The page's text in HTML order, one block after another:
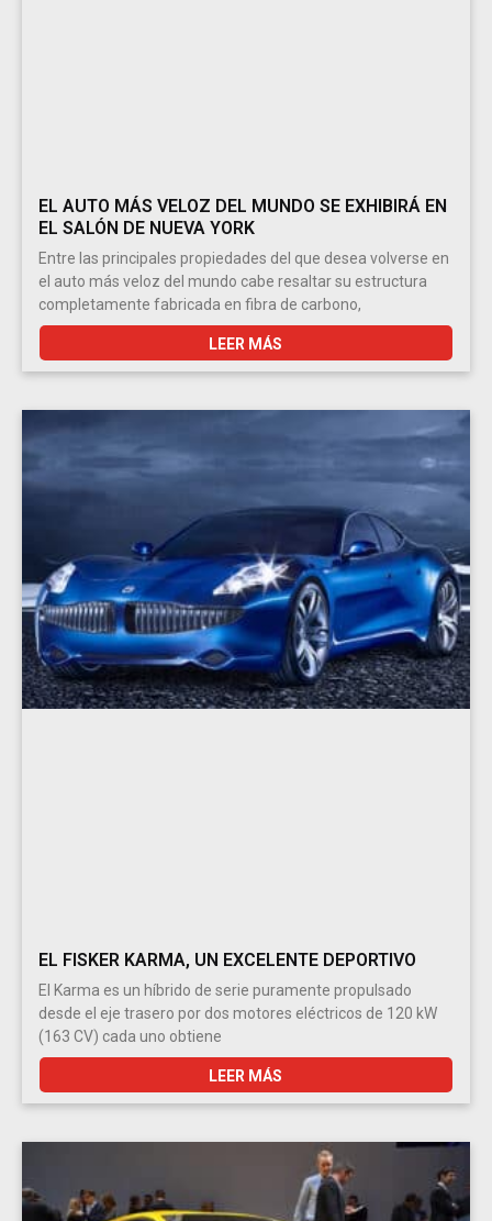
EL AUTO MÁS VELOZ DEL MUNDO SE EXHIBIRÁ EN
EL SALÓN DE NUEVA YORK
Entre las principales propiedades del que desea volverse en
el auto más veloz del mundo cabe resaltar su estructura
completamente fabricada en fibra de carbono,
LEER MÁS
EL FISKER KARMA, UN EXCELENTE DEPORTIVO
El Karma es un híbrido de serie puramente propulsado
desde el eje trasero por dos motores eléctricos de 120 kW
(163 CV) cada uno obtiene
LEER MÁS